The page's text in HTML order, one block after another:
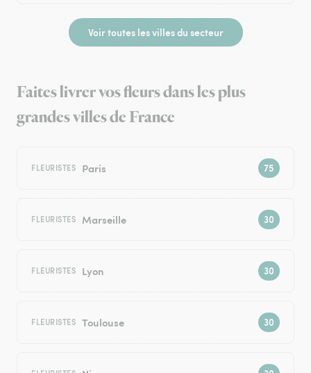
Voir toutes les villes du secteur
Faites livrer vos fleurs dans les plus
grandes villes de France
FLEURISTES Paris
FLEURISTES Marseille
FLEURISTES Lyon
FLEURISTES Toulouse